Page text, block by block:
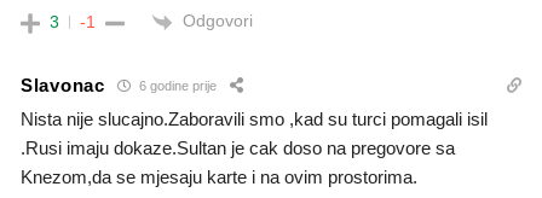
3 -1 Odgovori
Slavonac 6 godine prije
Nista nije slucajno.Zaboravili smo ,kad su turci pomagali isil
.Rusi imaju dokaze.Sultan je cak doso na pregovore sa
Knezom,da se mjesaju karte i na ovim prostorima.